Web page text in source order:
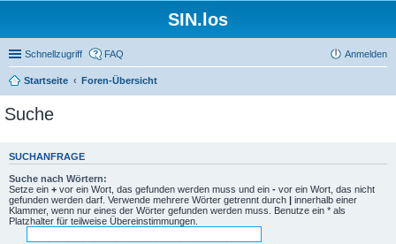
SIN.los
Schnellzugriff FAQ Anmelden
Startseite Foren-Übersicht
Suche
SUCHANFRAGE
Suche nach Wörtern:
Setze ein + vor ein Wort, das gefunden werden muss und ein - vor ein Wort, das nicht
gefunden werden darf. Verwende mehrere Wörter getrennt durch | innerhalb einer
Klammer, wenn nur eines der Wörter gefunden werden muss. Benutze ein * als
Platzhalter für teilweise Übereinstimmungen.